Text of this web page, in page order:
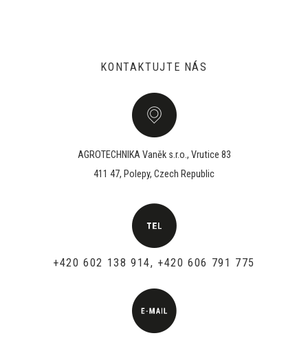
KONTAKTUJTE NÁS
AGROTECHNIKA Vaněk s.r.o., Vrutice 83
411 47, Polepy, Czech Republic
+420 602 138 914, +420 606 791 775